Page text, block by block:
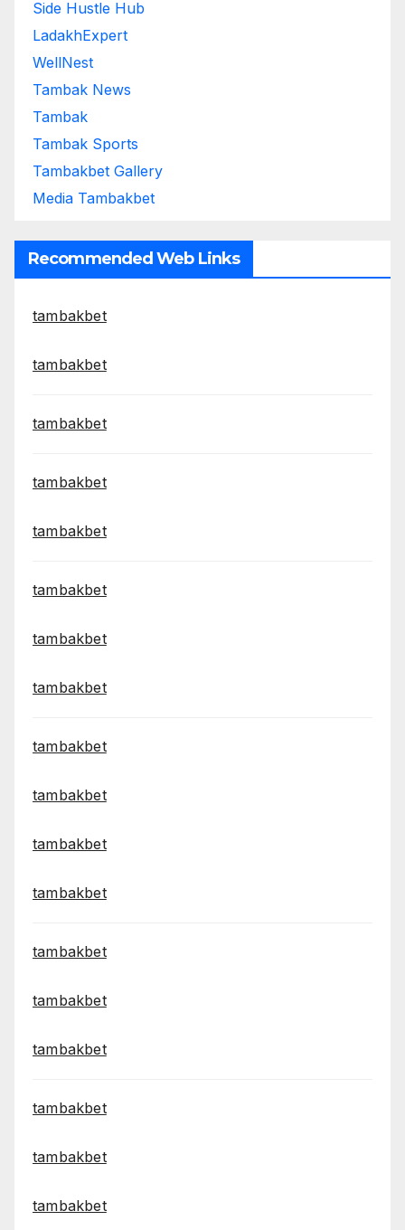
Side Hustle Hub
LadakhExpert
WellNest
Tambak News
Tambak
Tambak Sports
Tambakbet Gallery
Media Tambakbet
Recommended Web Links
tambakbet
tambakbet
tambakbet
tambakbet
tambakbet
tambakbet
tambakbet
tambakbet
tambakbet
tambakbet
tambakbet
tambakbet
tambakbet
tambakbet
tambakbet
tambakbet
tambakbet
tambakbet